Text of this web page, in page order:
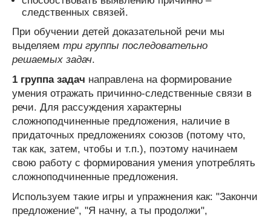
следственных связей.
При обучении детей доказательной речи мы
выделяем три группы последовательно
решаемых задач.
1 группа задач направлена на формирование
умения отражать причинно-следственные связи в
речи. Для рассуждения характерны
сложноподчиненные предложения, наличие в
придаточных предложениях союзов (потому что,
так как, затем, чтобы и т.п.), поэтому начинаем
свою работу с формирования умения употреблять
сложноподчиненные предложения.
Используем такие игры и упражнения как: "Закончи
предложение", "Я начну, а ты продолжи",